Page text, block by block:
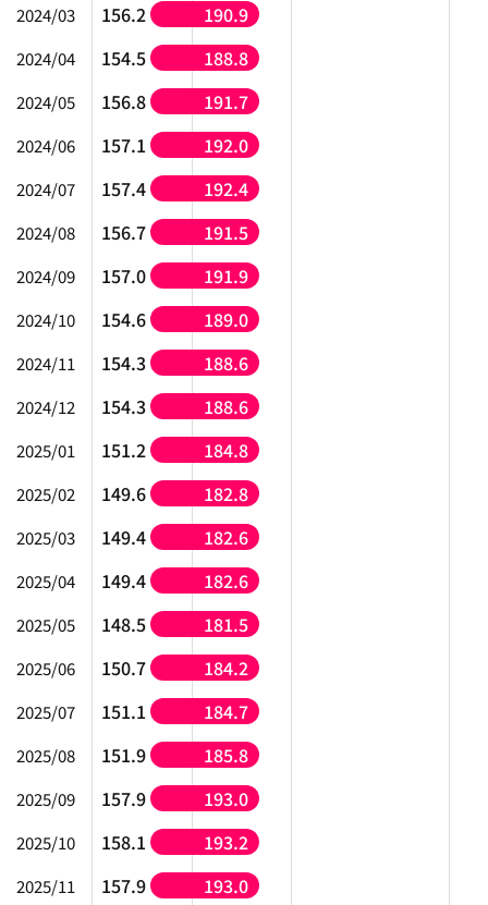
2024/03
156.2 190.9
2024/04 154.5 188.8
2024/05 156.8 191.7
2024/06 157.1 192.0
2024/07 157.4 192.4
2024/08 156.7 191.5
2024/09 157.0 191.9
2024/10 154.6 189.0
2024/11 154.3 188.6
2024/12 154.3 188.6
2025/01 151.2 184.8
2025/02 149.6 182.8
2025/03 149.4 182.6
2025/04 149.4 182.6
2025/05 148.5 181.5
2025/06 150.7 184.2
2025/07 151.1 184.7
2025/08 151.9 185.8
2025/09 157.9 193.0
2025/10 158.1 193.2
2025/11 157.9 193.0